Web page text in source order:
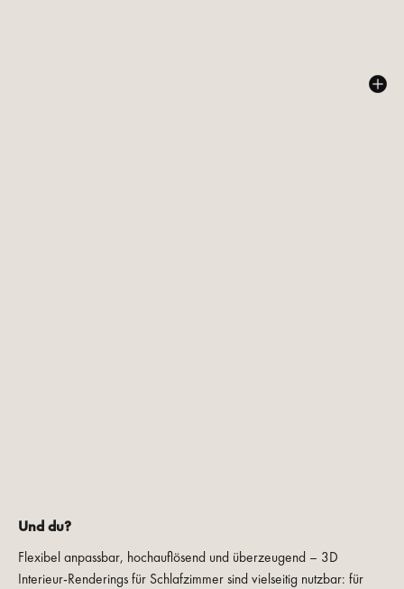
Und du?
Flexibel anpassbar, hochauflösend und überzeugend – 3D
Interieur-Renderings für Schlafzimmer sind vielseitig nutzbar: für